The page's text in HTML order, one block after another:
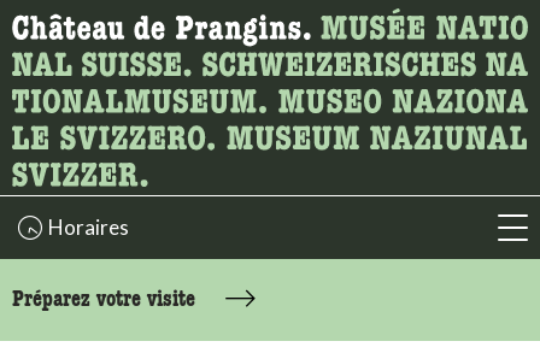
Recherche
Ici, vous pouvez rechercher le contenu de la page.
Horaires
Préparez votre visite